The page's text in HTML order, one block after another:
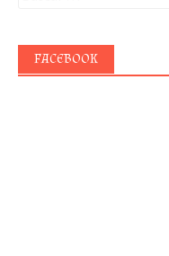
FACEBOOK